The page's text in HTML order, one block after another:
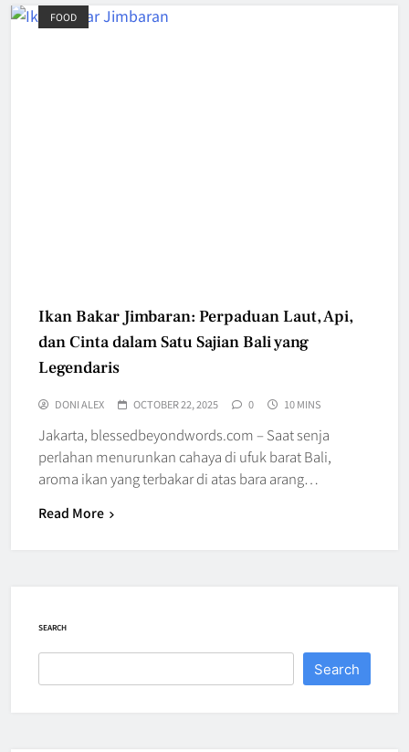
FOOD
Ikan Bakar Jimbaran: Perpaduan Laut, Api,
dan Cinta dalam Satu Sajian Bali yang
Legendaris
DONI ALEX OCTOBER 22, 2025 0 10 MINS
Jakarta, blessedbeyondwords.com – Saat senja
perlahan menurunkan cahaya di ufuk barat Bali,
aroma ikan yang terbakar di atas bara arang…
Read More
SEARCH
Search